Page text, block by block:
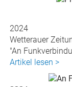
2024
Wetterauer
"An
Artikel lesen >